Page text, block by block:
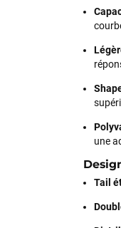
une
Tail